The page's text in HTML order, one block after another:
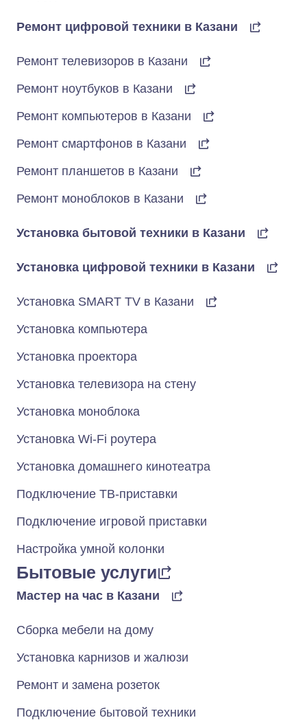
Ремонт цифровой техники в Казани
Ремонт телевизоров в Казани
Ремонт ноутбуков в Казани
Ремонт компьютеров в Казани
Ремонт смартфонов в Казани
Ремонт планшетов в Казани
Ремонт моноблоков в Казани
Установка бытовой техники в Казани
Установка цифровой техники в Казани
Установка SMART TV в Казани
Установка компьютера
Установка проектора
Установка телевизора на стену
Установка моноблока
Установка Wi-Fi роутера
Установка домашнего кинотеатра
Подключение ТВ-приставки
Подключение игровой приставки
Настройка умной колонки
Бытовые услуги
Мастер на час в Казани
Сборка мебели на дому
Установка карнизов и жалюзи
Ремонт и замена розеток
Подключение бытовой техники